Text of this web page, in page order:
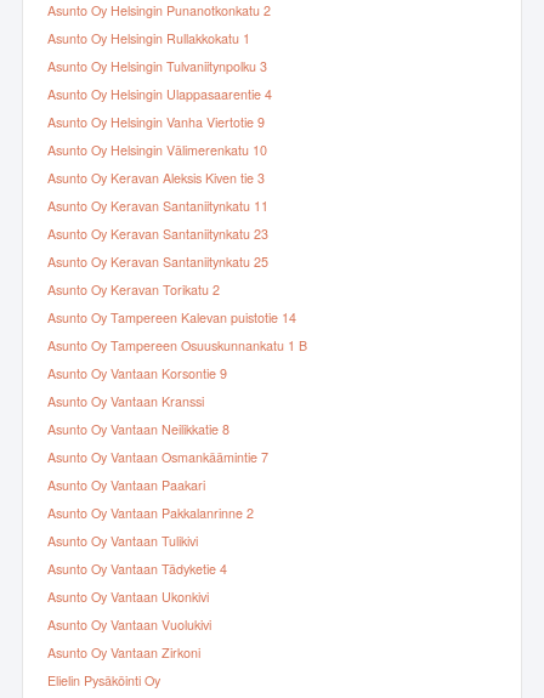
Asunto Oy Helsingin Punanotkonkatu 2
Asunto Oy Helsingin Rullakkokatu 1
Asunto Oy Helsingin Tulvaniitynpolku 3
Asunto Oy Helsingin Ulappasaarentie 4
Asunto Oy Helsingin Vanha Viertotie 9
Asunto Oy Helsingin Välimerenkatu 10
Asunto Oy Keravan Aleksis Kiven tie 3
Asunto Oy Keravan Santaniitynkatu 11
Asunto Oy Keravan Santaniitynkatu 23
Asunto Oy Keravan Santaniitynkatu 25
Asunto Oy Keravan Torikatu 2
Asunto Oy Tampereen Kalevan puistotie 14
Asunto Oy Tampereen Osuuskunnankatu 1 B
Asunto Oy Vantaan Korsontie 9
Asunto Oy Vantaan Kranssi
Asunto Oy Vantaan Neilikkatie 8
Asunto Oy Vantaan Osmankäämintie 7
Asunto Oy Vantaan Paakari
Asunto Oy Vantaan Pakkalanrinne 2
Asunto Oy Vantaan Tulikivi
Asunto Oy Vantaan Tädyketie 4
Asunto Oy Vantaan Ukonkivi
Asunto Oy Vantaan Vuolukivi
Asunto Oy Vantaan Zirkoni
Elielin Pysäköinti Oy